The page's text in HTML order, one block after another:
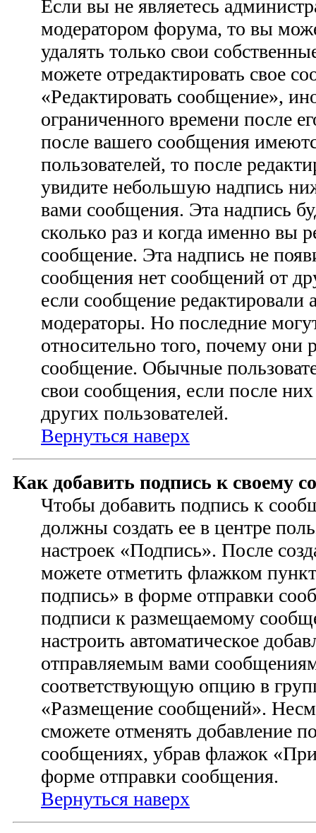
Если вы не являетесь
модератором форума, то вы
удалять только свои
можете отредактировать свое
«Редактировать сообщение»,
ограниченного времени после
после вашего сообщения
пользователей, то после
увидите небольшую надпись
вами сообщения. Эта надпись
сколько раз и когда именно вы
сообщение. Эта надпись не
сообщения нет сообщений от
если сообщение редактировали
модераторы. Но последние
относительно того, почему они
сообщение. Обычные
свои сообщения, если после
других пользователей.
Вернуться наверх
Как добавить подпись к своему
Чтобы добавить подпись к
должны создать ее в центре
настроек «Подпись». После
можете отметить флажком
подпись» в форме отправки
подписи к размещаемому
настроить автоматическое
отправляемым вами
соответствующую опцию в
«Размещение сообщений».
сможете отменять добавление
сообщениях, убрав флажок
форме отправки сообщения.
Вернуться наверх